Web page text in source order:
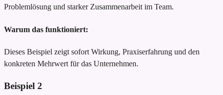
Problemlösung und starker Zusammenarbeit im Team.
Warum das funktioniert:
Dieses Beispiel zeigt sofort Wirkung, Praxiserfahrung und den
konkreten Mehrwert für das Unternehmen.
Beispiel 2